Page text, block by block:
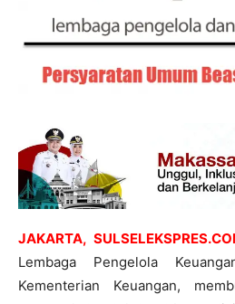
JAKARTA,
Lembaga Pengelola
Kementerian Keuangan,